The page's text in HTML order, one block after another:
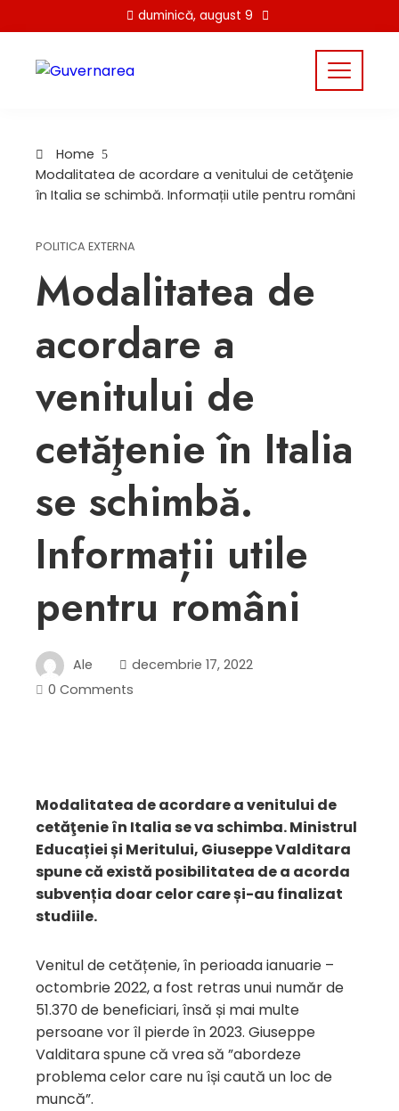
to
content
duminică, august 9
Home
Modalitatea de acordare a venitului de cetăţenie
în Italia se schimbă. Informații utile pentru români
POLITICA EXTERNA
Modalitatea de
acordare a
venitului de
cetăţenie în Italia
se schimbă.
Informații utile
pentru români
Ale
decembrie 17, 2022
0 Comments
Modalitatea de acordare a venitului de
cetăţenie în Italia se va schimba. Ministrul
Educației și Meritului, Giuseppe Valditara
spune că există posibilitatea de a acorda
subvenția doar celor care și-au finalizat
studiile.
Venitul de cetățenie, în perioada ianuarie –
octombrie 2022, a fost retras unui număr de
51.370 de beneficiari, însă și mai multe
persoane vor îl pierde în 2023. Giuseppe
Valditara spune că vrea să ”abordeze
problema celor care nu își caută un loc de
muncă”.